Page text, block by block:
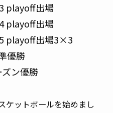
playoff出場
playoff出場
playoff出場3×3
優勝
ン優勝
ケットボールを始めまし